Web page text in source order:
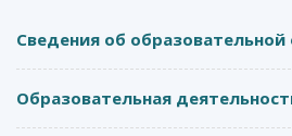
Сведения об образовательной
Образовательная